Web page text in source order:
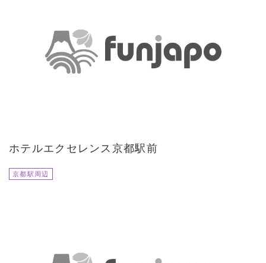
ホテルエクセレンス京都駅前
京都駅周辺